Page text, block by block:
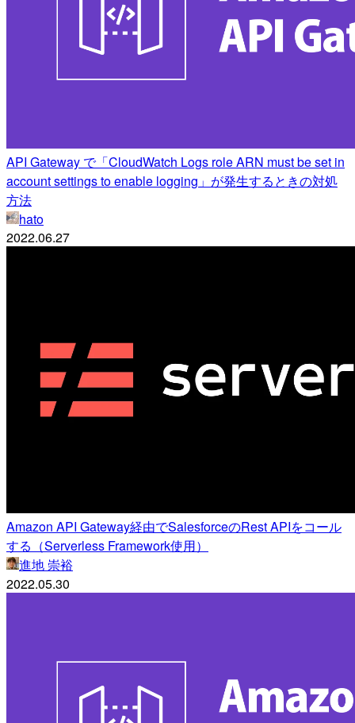
API Gateway で「CloudWatch Logs role ARN must be set in
account settings to enable logging」が発生するときの対処
方法
hato
2022.06.27
Amazon API Gateway経由でSalesforceのRest APIをコール
する（Serverless Framework使用）
進地 崇裕
2022.05.30